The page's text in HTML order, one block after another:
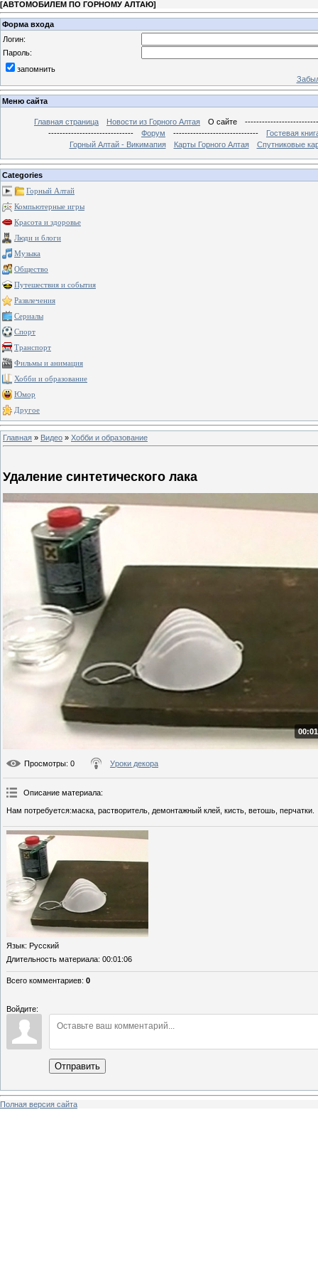
[АВТОМОБИЛЕМ ПО ГОРНОМУ АЛТАЮ]
Форма входа
Логин:
Пароль:
запомнить
Меню сайта
Главная страница Новости из Горного Алтая О сайте
------------------------------
Форум ------------------------------
Гостевая
Горный Алтай - Викимапия
Карты Горного Алтая Спутниковые
Categories
Горный Алтай
Компьютерные игры
Красота и здоровье
Люди и блоги
Музыка
Общество
Путешествия и события
Развлечения
Сериалы
Спорт
Транспорт
Фильмы и анимация
Хобби и образование
Юмор
Другое
Главная » Видео » Хобби и образование
Удаление синтетического лака
Просмотры: 0 Уроки декора
Описание материала:
Нам потребуется:маска, растворитель, демонтажный клей, кисть, ветошь, перчатки.
Язык: Русский
Длительность материала: 00:01:06
Всего комментариев: 0
Войдите:
Отправить
Полная версия сайта